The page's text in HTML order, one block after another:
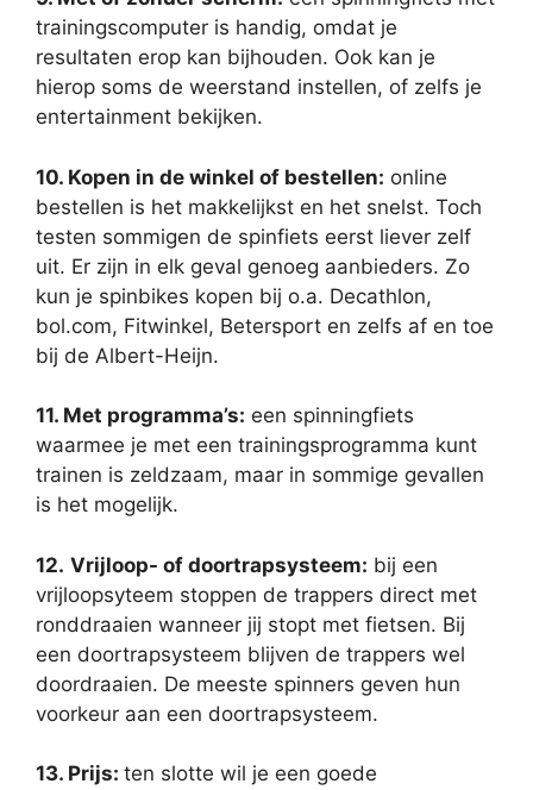
trainingscomputer is handig, omdat je
resultaten erop kan bijhouden. Ook kan je
hierop soms de weerstand instellen, of zelfs je
entertainment bekijken.
10. Kopen in de winkel of bestellen: online
bestellen is het makkelijkst en het snelst. Toch
testen sommigen de spinfiets eerst liever zelf
uit. Er zijn in elk geval genoeg aanbieders. Zo
kun je spinbikes kopen bij o.a. Decathlon,
bol.com, Fitwinkel, Betersport en zelfs af en toe
bij de Albert-Heijn.
11. Met programma’s: een spinningfiets
waarmee je met een trainingsprogramma kunt
trainen is zeldzaam, maar in sommige gevallen
is het mogelijk.
12. Vrijloop- of doortrapsysteem: bij een
vrijloopsyteem stoppen de trappers direct met
ronddraaien wanneer jij stopt met fietsen. Bij
een doortrapsysteem blijven de trappers wel
doordraaien. De meeste spinners geven hun
voorkeur aan een doortrapsysteem.
13. Prijs: ten slotte wil je een goede